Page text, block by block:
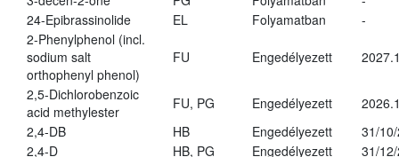
24-Epibrassinolide
EL Folyamatban
-
2-Phenylphenol (incl.
sodium salt
orthophenyl phenol)
FU Engedélyezett
2,5-Dichlorobenzoic
acid methylester
FU, PG Engedélyezett
2,4-DB
HB Engedélyezett
31/
2,4-D
HB, PG Engedélyezett
31/